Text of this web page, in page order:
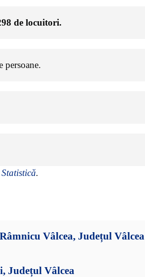
de locuitori.
persoane.
.
Vâlcea, Județul Vâlcea
Județul Vâlcea